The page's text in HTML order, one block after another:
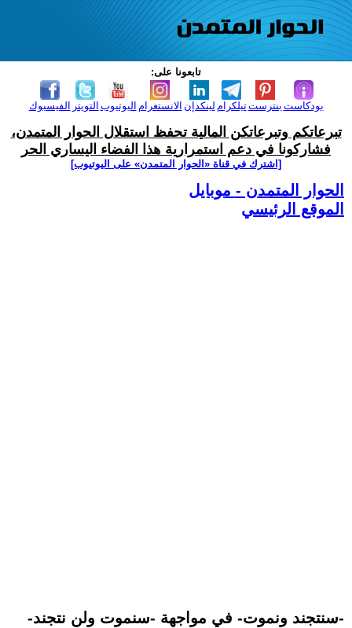
تابعونا على:
الفيسبوك التويتر اليوتيوب الانستغرام لينكدإن تيلكرامبنترست بودكاست
تبرعاتكم وتبرعاتكن المالية تحفظ استقلال الحوار المتمدن،
فشاركونا في دعم استمرارية هذا الفضاء اليساري الحر
[اشترك في قناة ‫«الحوار المتمدن» على اليوتيوب]
الحوار المتمدن - موبايل
الموقع الرئيسي
-سنتجند ونموت- في مواجهة -سنموت ولن نتجند-